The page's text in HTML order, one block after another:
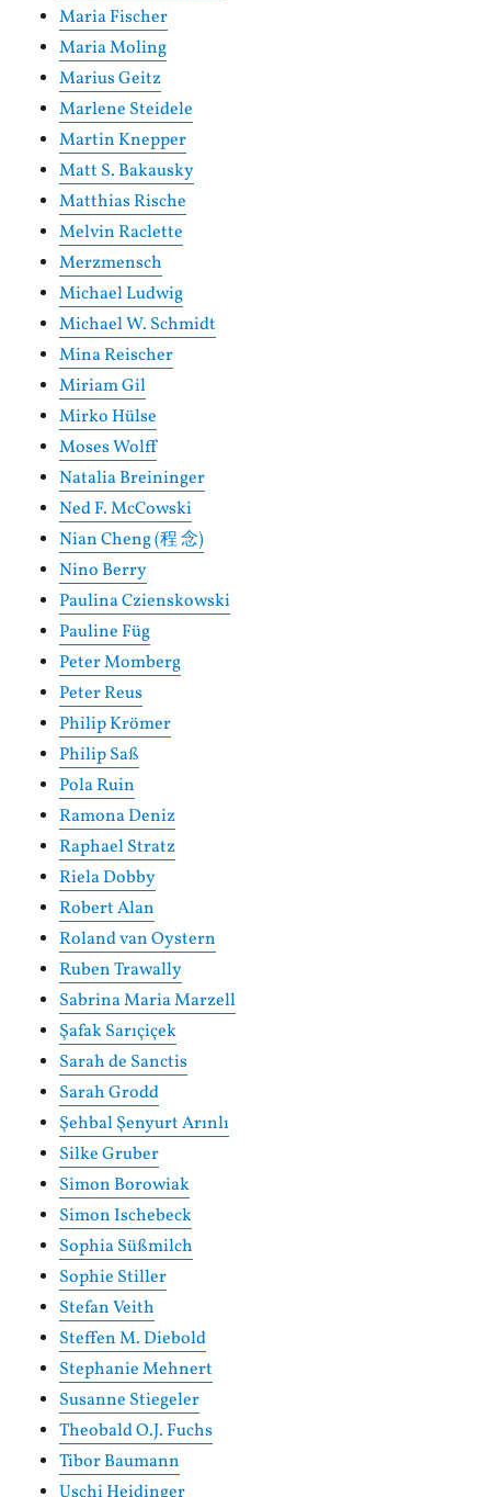
Maria Fischer
Maria Moling
Marius Geitz
Marlene Steidele
Martin Knepper
Matt S. Bakausky
Matthias Rische
Melvin Raclette
Merzmensch
Michael Ludwig
Michael W. Schmidt
Mina Reischer
Miriam Gil
Mirko Hülse
Moses Wolff
Natalia Breininger
Ned F. McCowski
Nian Cheng (程 念)
Nino Berry
Paulina Czienskowski
Pauline Füg
Peter Momberg
Peter Reus
Philip Krömer
Philip Saß
Pola Ruin
Ramona Deniz
Raphael Stratz
Riela Dobby
Robert Alan
Roland van Oystern
Ruben Trawally
Sabrina Maria Marzell
Şafak Sarıçiçek
Sarah de Sanctis
Sarah Grodd
Şehbal Şenyurt Arınlı
Silke Gruber
Simon Borowiak
Simon Ischebeck
Sophia Süßmilch
Sophie Stiller
Stefan Veith
Steffen M. Diebold
Stephanie Mehnert
Susanne Stiegeler
Theobald O.J. Fuchs
Tibor Baumann